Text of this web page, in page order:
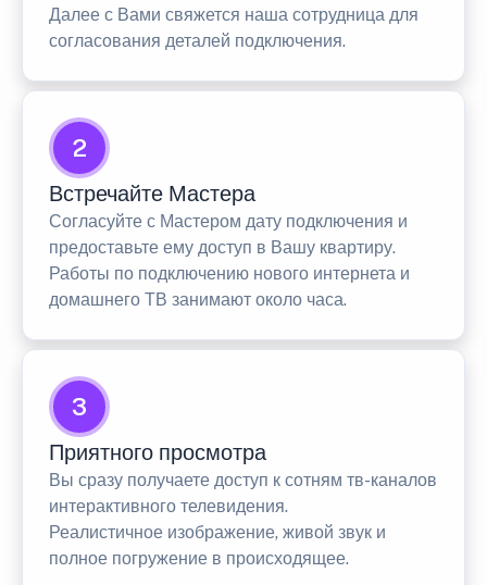
Далее с Вами свяжется наша сотрудница для
согласования деталей подключения.
2
Встречайте Мастера
Согласуйте с Мастером дату подключения и
предоставьте ему доступ в Вашу квартиру.
Работы по подключению нового интернета и
домашнего ТВ занимают около часа.
3
Приятного просмотра
Вы сразу получаете доступ к сотням тв-каналов
интерактивного телевидения.
Реалистичное изображение, живой звук и
полное погружение в происходящее.